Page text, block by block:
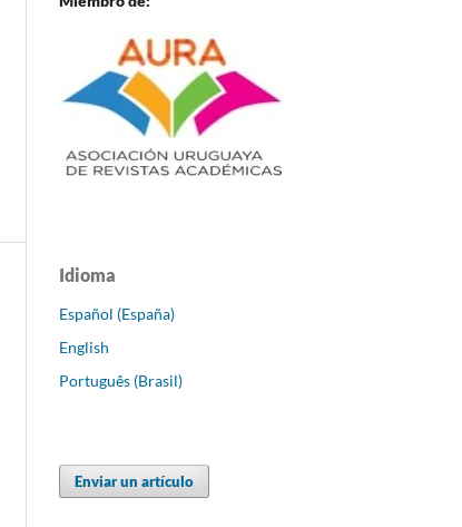
Idioma
Español (España)
English
Português (Brasil)
Enviar un artículo